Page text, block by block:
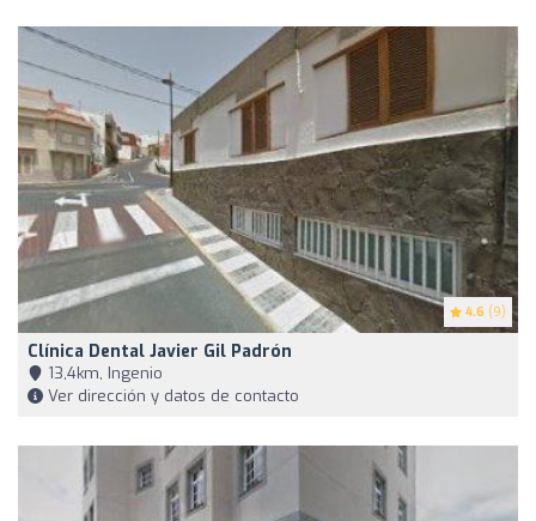
4.6 (9)
Clínica Dental Javier Gil Padrón
13,4km, Ingenio
Ver dirección y datos de contacto